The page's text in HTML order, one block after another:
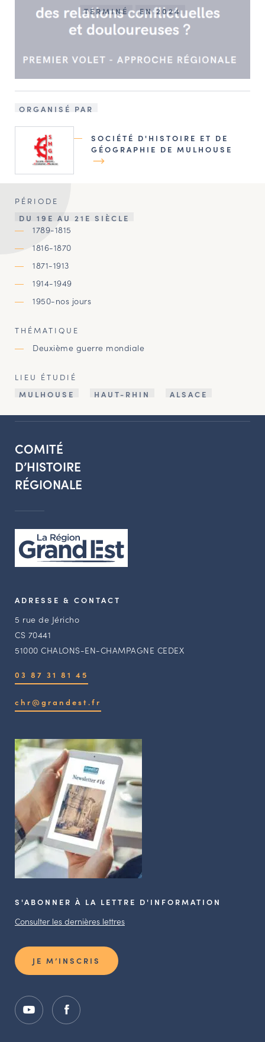
TERMINÉ EN 2024
ORGANISÉ PAR
SOCIÉTÉ D'HISTOIRE ET DE
GÉOGRAPHIE DE MULHOUSE
PÉRIODE
DU 19E AU 21E SIÈCLE
1789-1815
1816-1870
1871-1913
1914-1949
1950-nos jours
THÉMATIQUE
Deuxième guerre mondiale
LIEU ÉTUDIÉ
MULHOUSE
HAUT-RHIN ALSACE
COMITÉ
D’HISTOIRE
RÉGIONALE
ADRESSE & CONTACT
5 rue de Jéricho
CS 70441
51000 CHALONS-EN-CHAMPAGNE CEDEX
03 87 31 81 45
chr@grandest.fr
S'ABONNER À LA LETTRE D'INFORMATION
Consulter les dernières lettres
JE M’INSCRIS